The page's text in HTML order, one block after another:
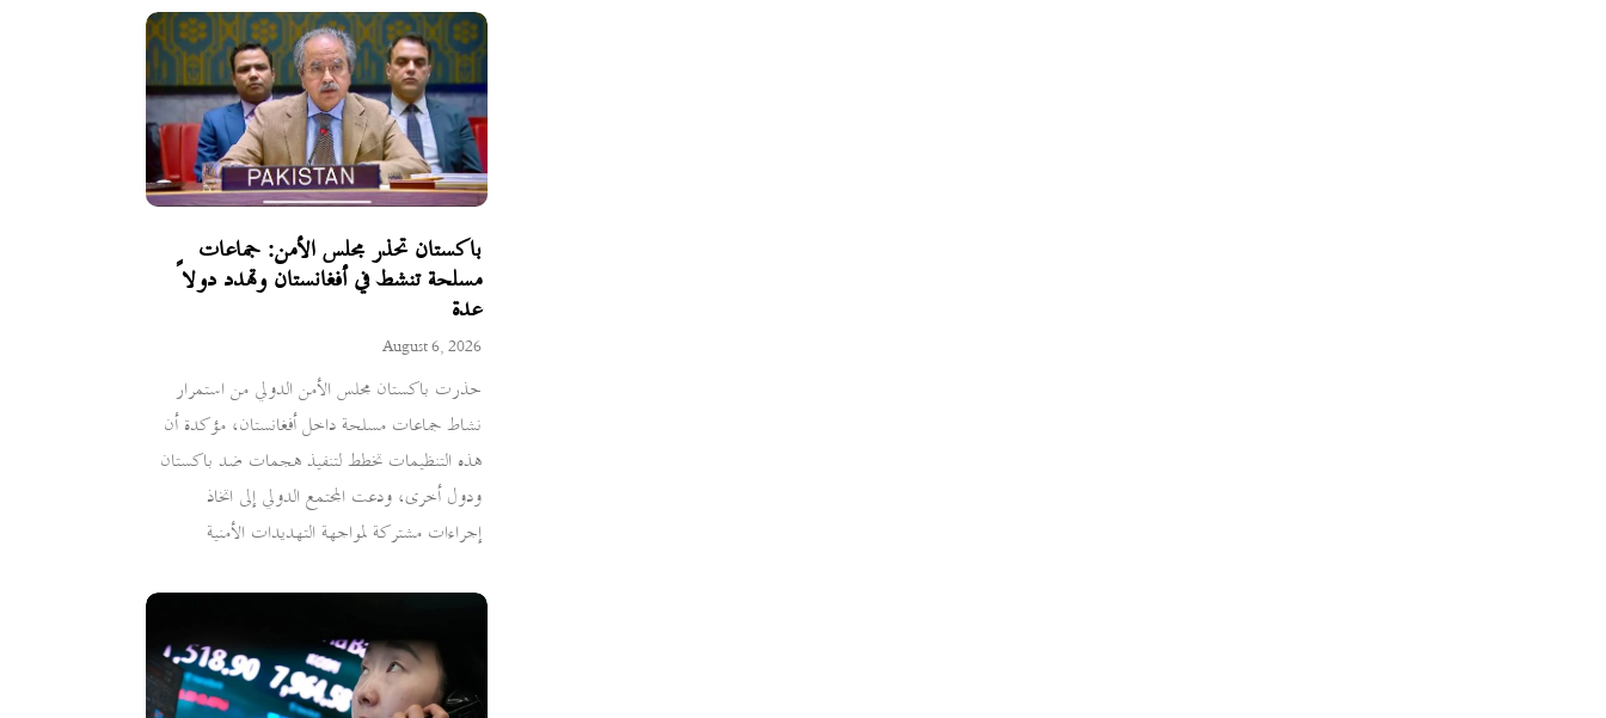
باكستان تحذر مجلس الأمن: جماعات
مسلحة تنشط في أفغانستان وتهدد دولاً
عدة
August 6, 2026
حذرت باكستان مجلس الأمن الدولي من استمرار
نشاط جماعات مسلحة داخل أفغانستان، مؤكدة أن
هذه التنظيمات تخطط لتنفيذ هجمات ضد باكستان
ودول أخرى، ودعت المجتمع الدولي إلى اتخاذ
إجراءات مشتركة لمواجهة التهديدات الأمنية